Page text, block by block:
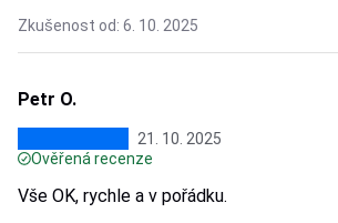
Zkušenost od: 6. 10. 2025
Petr O.
21. 10. 2025
Ověřená recenze
Vše OK, rychle a v pořádku.